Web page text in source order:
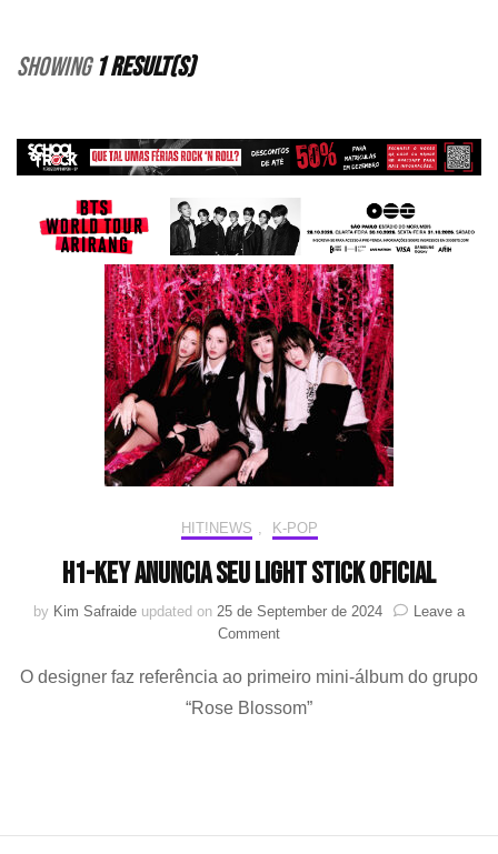
Showing1 Result(s)
HIT!NEWS K-POP
H1-KEY anuncia seu light stick oficial
by Kim Safraide updated on 25 de September de 2024
Leave a
Commenton
KEY
anuncia
O designer faz referência ao primeiro mini-álbum do grupo
“Rose Blossom”